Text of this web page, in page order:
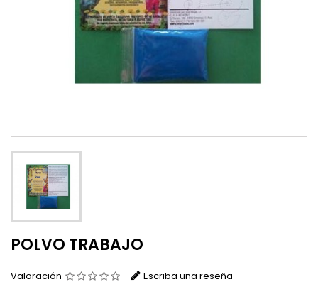
POLVO TRABAJO
Valoración Escriba una reseña